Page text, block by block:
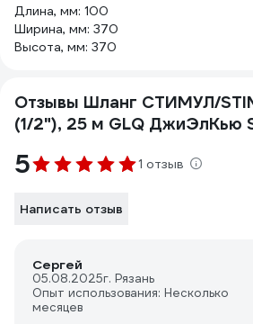
Длина, мм: 100
Ширина, мм: 370
Высота, мм: 370
Отзывы Шланг СТИМУЛ/
(1/2"), 25 м GLQ ДжиЭлКью
5 1 отзыв
Написать отзыв
Сергей
05.08.2025г. Рязань
Опыт использования: Несколько
месяцев